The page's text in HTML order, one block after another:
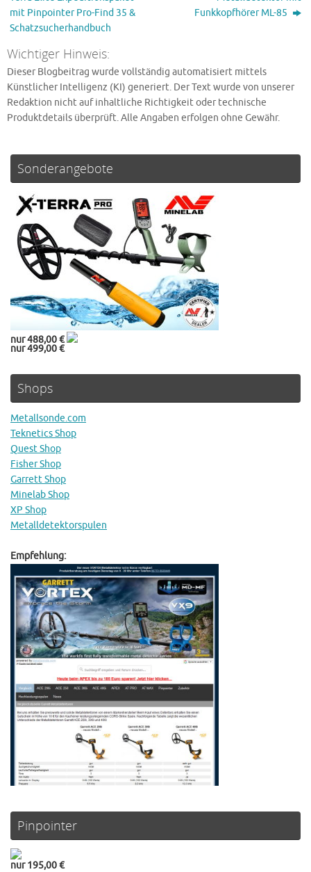
mit Pinpointer Pro-Find 35 &
Schatzsucherhandbuch
Funkkopfhörer ML-85
Wichtiger Hinweis:
Dieser Blogbeitrag wurde vollständig automatisiert mittels
Künstlicher Intelligenz (KI) generiert. Der Text wurde von unserer
Redaktion nicht auf inhaltliche Richtigkeit oder technische
Produktdetails überprüft. Alle Angaben erfolgen ohne Gewähr.
Sonderangebote
nur 488,00 €
nur 499,00 €
Shops
Metallsonde.com
Teknetics Shop
Quest Shop
Fisher Shop
Garrett Shop
Minelab Shop
XP Shop
Metalldetektorspulen
Empfehlung:
Pinpointer
nur 195,00 €